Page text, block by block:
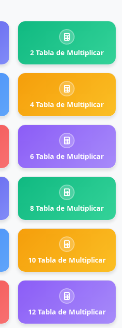
2 Tabla de Multiplicar
4 Tabla de Multiplicar
6 Tabla de Multiplicar
8 Tabla de Multiplicar
10 Tabla de Multiplicar
12 Tabla de Multiplicar